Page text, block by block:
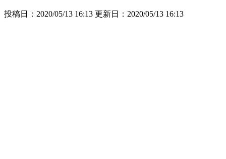
投稿日：2020/05/13 16:13 更新日： 2020/05/13 16:13